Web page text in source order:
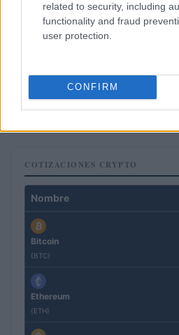
related to security, including
functionality and fraud
user protection.
CONFIRM
Intervención conjunta de Japón y
Marta Ruiz · 7 Ago 2026
COTIZACIONES CRYPTO
Nombre
Bitcoin
(BTC)
Ethereum
(ETH)